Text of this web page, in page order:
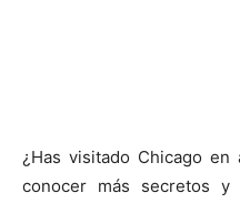
¿Has visitado Chicago en
conocer más secretos y